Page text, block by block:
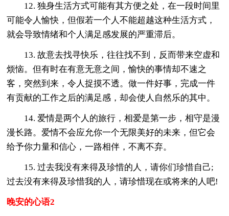
12. 独身生活方式可能有其方便之处，在一段时间里
可能令人愉快，但假若一个人不能超越这种生活方式，
就会导致情绪和个人满足感发展的严重滞后。
13. 故意去找寻快乐，往往找不到，反而带来空虚和
烦恼。但有时在有意无意之间，愉快的事情却不速之
客，突然到来，令人捉摸不透。做一件好事，完成一件
有贡献的工作之后的满足感，却会使人自然乐的其中。
14. 爱情是两个人的旅行，相爱是第一步，相守是漫
漫长路。爱情不会应允你一个无限美好的未来，但它会
给予你力量和信心，一路相伴，不离不弃。
15. 过去我没有来得及珍惜的人，请你们珍惜自己;
过去没有来得及珍惜我的人，请珍惜现在或将来的人吧!
晚安的心语2